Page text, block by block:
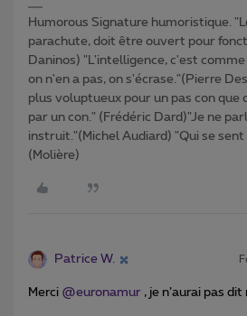
Humorous Signature humoristique.
parachute, doit être ouvert pour
Daninos) "L'intelligence, c'est
on n'en a pas, on s'écrase."(Pierre
plus voluptueux pour un pas con que
par un con." (Frédéric Dard)"Je ne
instruit."(Michel Audiard) "Qui se
(Molière)
Patrice W.
Merci @euronamur , je n’aurai pas dit